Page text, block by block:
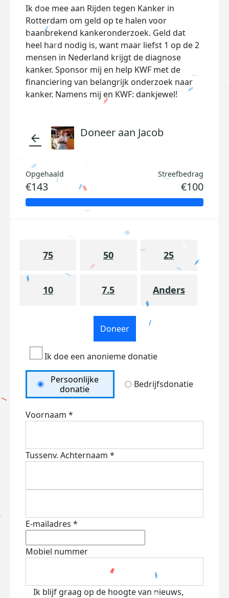
Ik doe mee aan Rijden tegen Kanker in
Rotterdam om geld op te halen voor
baanbrekend kankeronderzoek. Geld dat
heel hard nodig is, want maar liefst 1 op de 2
mensen in Nederland krijgt de diagnose
kanker. Sponsor mij en help KWF met de
financiering van belangrijk onderzoek naar
kanker. Namens mij en KWF: dankjewel!
arrow_back Doneer aan Jacob
Opgehaald
€143
Streefbedrag
€100
75 50 25
10 7.5 Anders
Doneer
Ik doe een anonieme donatie
Persoonlijke
donatie
Bedrijfsdonatie
Voornaam *
Tussenv. Achternaam *
E-mailadres *
Mobiel nummer
Ik blijf graag op de hoogte van nieuws,